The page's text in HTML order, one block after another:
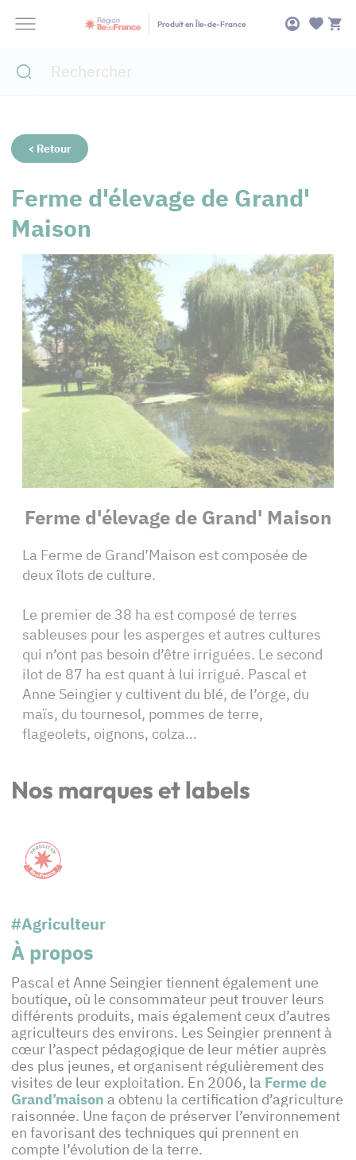
Produit en Île-de-France
< Retour
Ferme d'élevage de Grand'
Maison
Ferme d'élevage de Grand' Maison
La Ferme de Grand’Maison est composée de
deux îlots de culture.
Le premier de 38 ha est composé de terres
sableuses pour les asperges et autres cultures
qui n’ont pas besoin d’être irriguées. Le second
ilot de 87 ha est quant à lui irrigué. Pascal et
Anne Seingier y cultivent du blé, de l’orge, du
maïs, du tournesol, pommes de terre,
flageolets, oignons, colza...
Nos marques et labels
#Agriculteur
À propos
Pascal et Anne Seingier tiennent également une
boutique, où le consommateur peut trouver leurs
différents produits, mais également ceux d’autres
agriculteurs des environs. Les Seingier prennent à
cœur l’aspect pédagogique de leur métier auprès
des plus jeunes, et organisent régulièrement des
visites de leur exploitation. En 2006, la Ferme de
Grand’maison a obtenu la certification d’agriculture
raisonnée. Une façon de préserver l’environnement
en favorisant des techniques qui prennent en
compte l’évolution de la terre.